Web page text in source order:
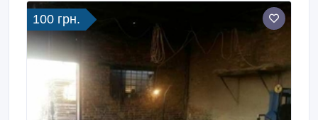
продукцию для строительства и ремонта: - Блок
хаус; - Вагонку; - Доску для пола, наличники,
плинтуса; - Деревянные короба; - Нащельники; -
Углы наружные и прочее.
100 грн.